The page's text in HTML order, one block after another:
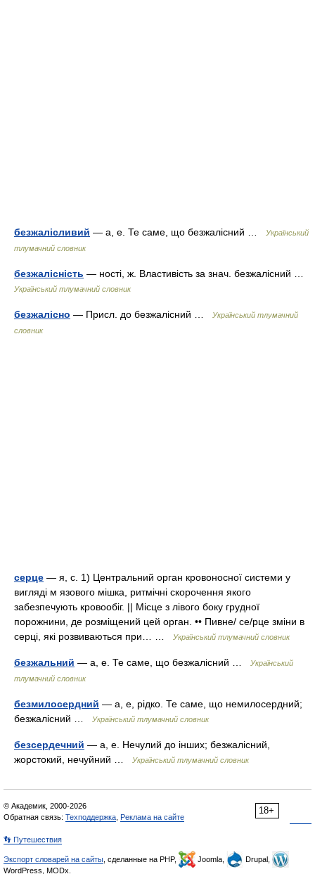
безжалісливий — а, е. Те саме, що безжалісний …
Український
тлумачний словник
безжалісність — ності, ж. Властивість за знач. безжалісний …
Український тлумачний словник
безжалісно — Присл. до безжалісний …
Український тлумачний
словник
серце — я, с. 1) Центральний орган кровоносної системи у
вигляді м язового мішка, ритмічні скорочення якого
забезпечують кровообіг. || Місце з лівого боку грудної
порожнини, де розміщений цей орган. •• Пивне/ се/рце зміни в
серці, які розвиваються при… …
Український тлумачний словник
безжальний — а, е. Те саме, що безжалісний …
Український
тлумачний словник
безмилосердний — а, е, рідко. Те саме, що немилосердний;
безжалісний …
Український тлумачний словник
безсердечний — а, е. Нечулий до інших; безжалісний,
жорстокий, нечуйний …
Український тлумачний словник
18+
© Академик, 2000-2026
Обратная связь: Техподдержка Реклама на сайте
👣 Путешествия
Экспорт словарей на сайты , сделанные на PHP, Joomla,
Drupal,
WordPress, MODx.